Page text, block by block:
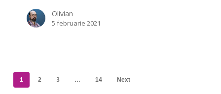
Olivian
5 februarie 2021
1 2 3 … 14 Next